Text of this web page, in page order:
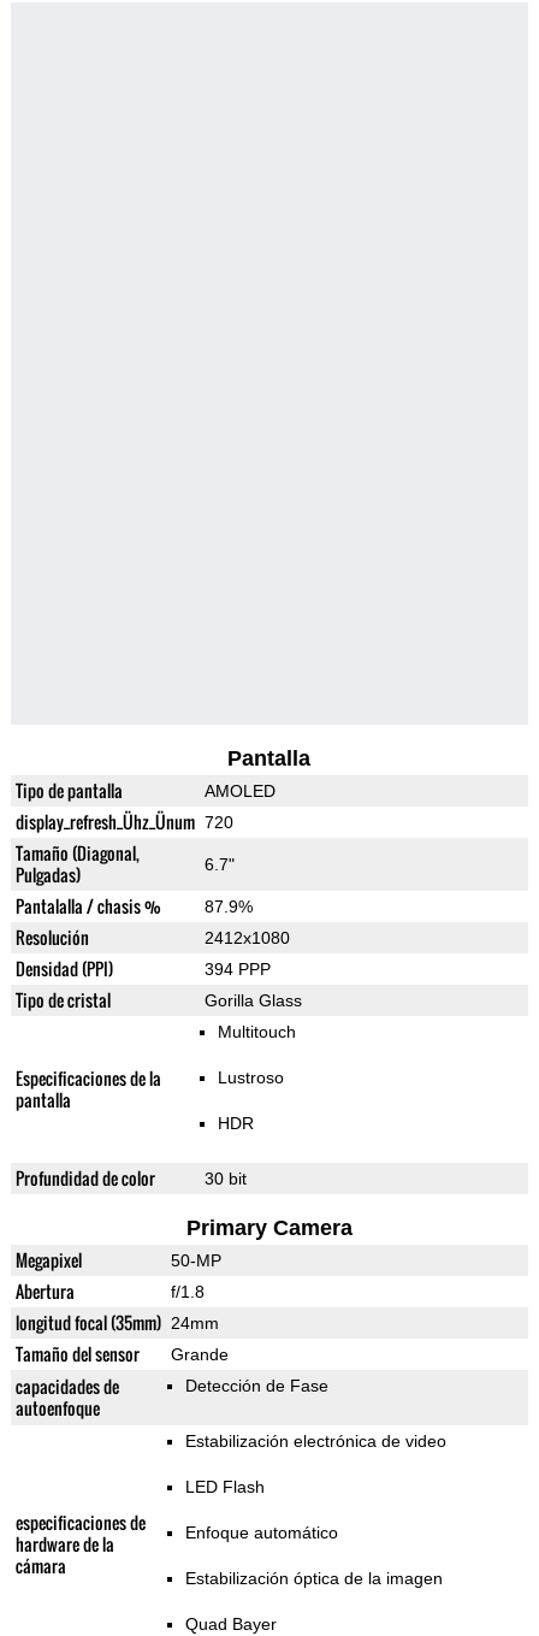
Pantalla
Tipo de pantalla AMOLED
display_refresh_Ühz_Ünum 720
Tamaño (Diagonal,
Pulgadas)
6.7"
Pantalalla / chasis % 87.9%
Resolución 2412x1080
Densidad (PPI) 394 PPP
Tipo de cristal Gorilla Glass
Especificaciones de la
pantalla
Multitouch
Lustroso
HDR
Profundidad de color 30 bit
Primary Camera
Megapixel 50-MP
Abertura f/1.8
longitud focal (35mm) 24mm
Tamaño del sensor Grande
capacidades de
autoenfoque
Detección de Fase
especificaciones de
hardware de la
cámara
Estabilización electrónica de video
LED Flash
Enfoque automático
Estabilización óptica de la imagen
Quad Bayer